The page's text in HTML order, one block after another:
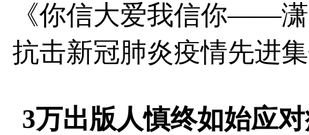
《你信大爱我信你——
抗击新冠肺炎疫情先进
3万出版人慎终如始应